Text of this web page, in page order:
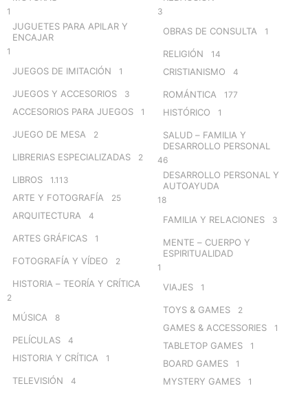
1
JUGUETES PARA APILAR Y
ENCAJAR
1
JUEGOS DE IMITACIÓN 1
JUEGOS Y ACCESORIOS 3
ACCESORIOS PARA JUEGOS 1
JUEGO DE MESA 2
LIBRERIAS ESPECIALIZADAS 2
LIBROS 1.113
ARTE Y FOTOGRAFÍA 25
ARQUITECTURA 4
ARTES GRÁFICAS 1
FOTOGRAFÍA Y VÍDEO 2
HISTORIA – TEORÍA Y CRÍTICA
2
MÚSICA 8
PELÍCULAS 4
HISTORIA Y CRÍTICA 1
TELEVISIÓN 4
3
OBRAS DE CONSULTA 1
RELIGIÓN 14
CRISTIANISMO 4
ROMÁNTICA 177
HISTÓRICO 1
SALUD – FAMILIA Y
DESARROLLO PERSONAL
46
DESARROLLO PERSONAL Y
AUTOAYUDA
18
FAMILIA Y RELACIONES 3
MENTE – CUERPO Y
ESPIRITUALIDAD
1
VIAJES 1
TOYS & GAMES 2
GAMES & ACCESSORIES 1
TABLETOP GAMES 1
BOARD GAMES 1
MYSTERY GAMES 1